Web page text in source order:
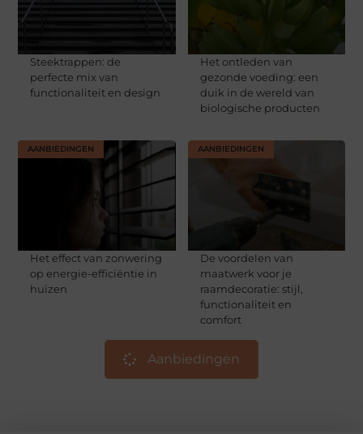
Steektrappen: de
perfecte mix van
functionaliteit en design
Het ontleden van
gezonde voeding: een
duik in de wereld van
biologische producten
AANBIEDINGEN
Het effect van zonwering
op energie-efficiëntie in
huizen
AANBIEDINGEN
De voordelen van
maatwerk voor je
raamdecoratie: stijl,
functionaliteit en
comfort
Aanbiedingen